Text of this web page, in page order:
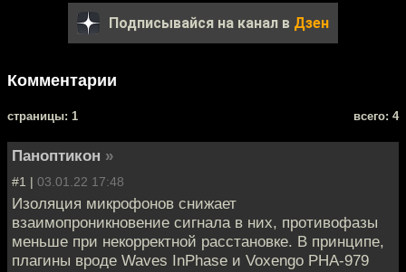
Подписывайся на канал в Дзен
Комментарии
cтраницы: 1 всего: 4
Паноптикон »
#1 | 03.01.22 17:48
Изоляция микрофонов снижает
взаимопроникновение сигнала в них, противофазы
меньше при некорректной расстановке. В принципе,
плагины вроде Waves InPhase и Voxengo PHA-979